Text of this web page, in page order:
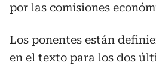
por las comisiones
Los ponentes están
en el texto para los dos